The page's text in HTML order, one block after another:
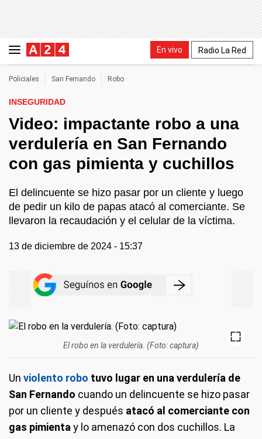
En vivo Radio La Red
Policiales San Fernando Robo
INSEGURIDAD
Video: impactante robo a una
verdulería en San Fernando
con gas pimienta y cuchillos
El delincuente se hizo pasar por un cliente y luego
de pedir un kilo de papas atacó al comerciante. Se
llevaron la recaudación y el celular de la víctima.
13 de diciembre de 2024 - 15:37
El robo en la verdulería. (Foto: captura)
Un violento robo tuvo lugar en una verdulería de
San Fernando cuando un delincuente se hizo pasar
por un cliente y después atacó al comerciante con
gas pimienta y lo amenazó con dos cuchillos. La